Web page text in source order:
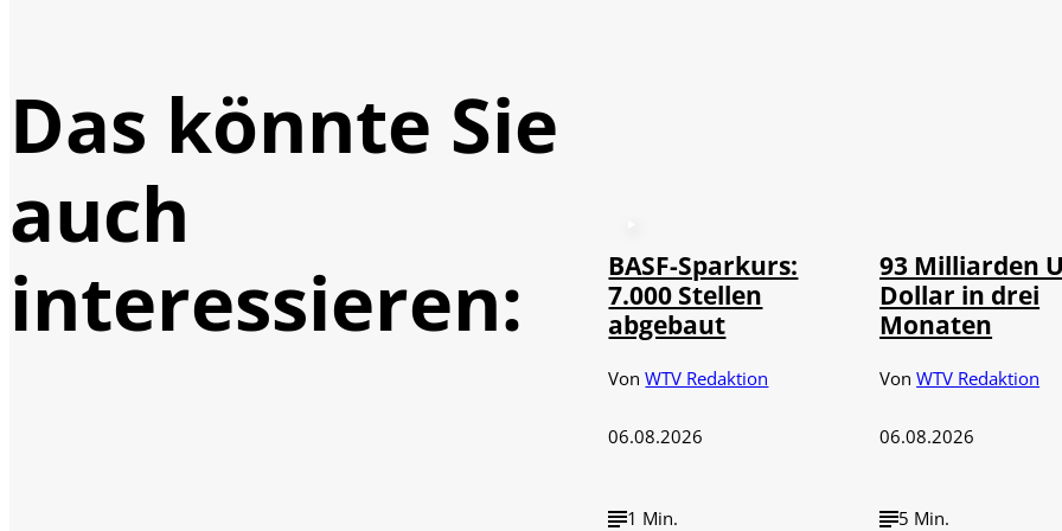
Das könnte Sie
auch
interessieren:
BASF-Sparkurs:
7.000 Stellen
abgebaut
VonWTV Redaktion
06.08.2026
1 Min.
93 Milliarden
Dollar in drei
Monaten
VonWTV Redaktion
06.08.2026
5 Min.